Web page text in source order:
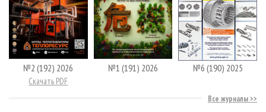
№2 (192) 2026
Скачать PDF
№1 (191) 2026 №6 (190) 2025
Все журналы